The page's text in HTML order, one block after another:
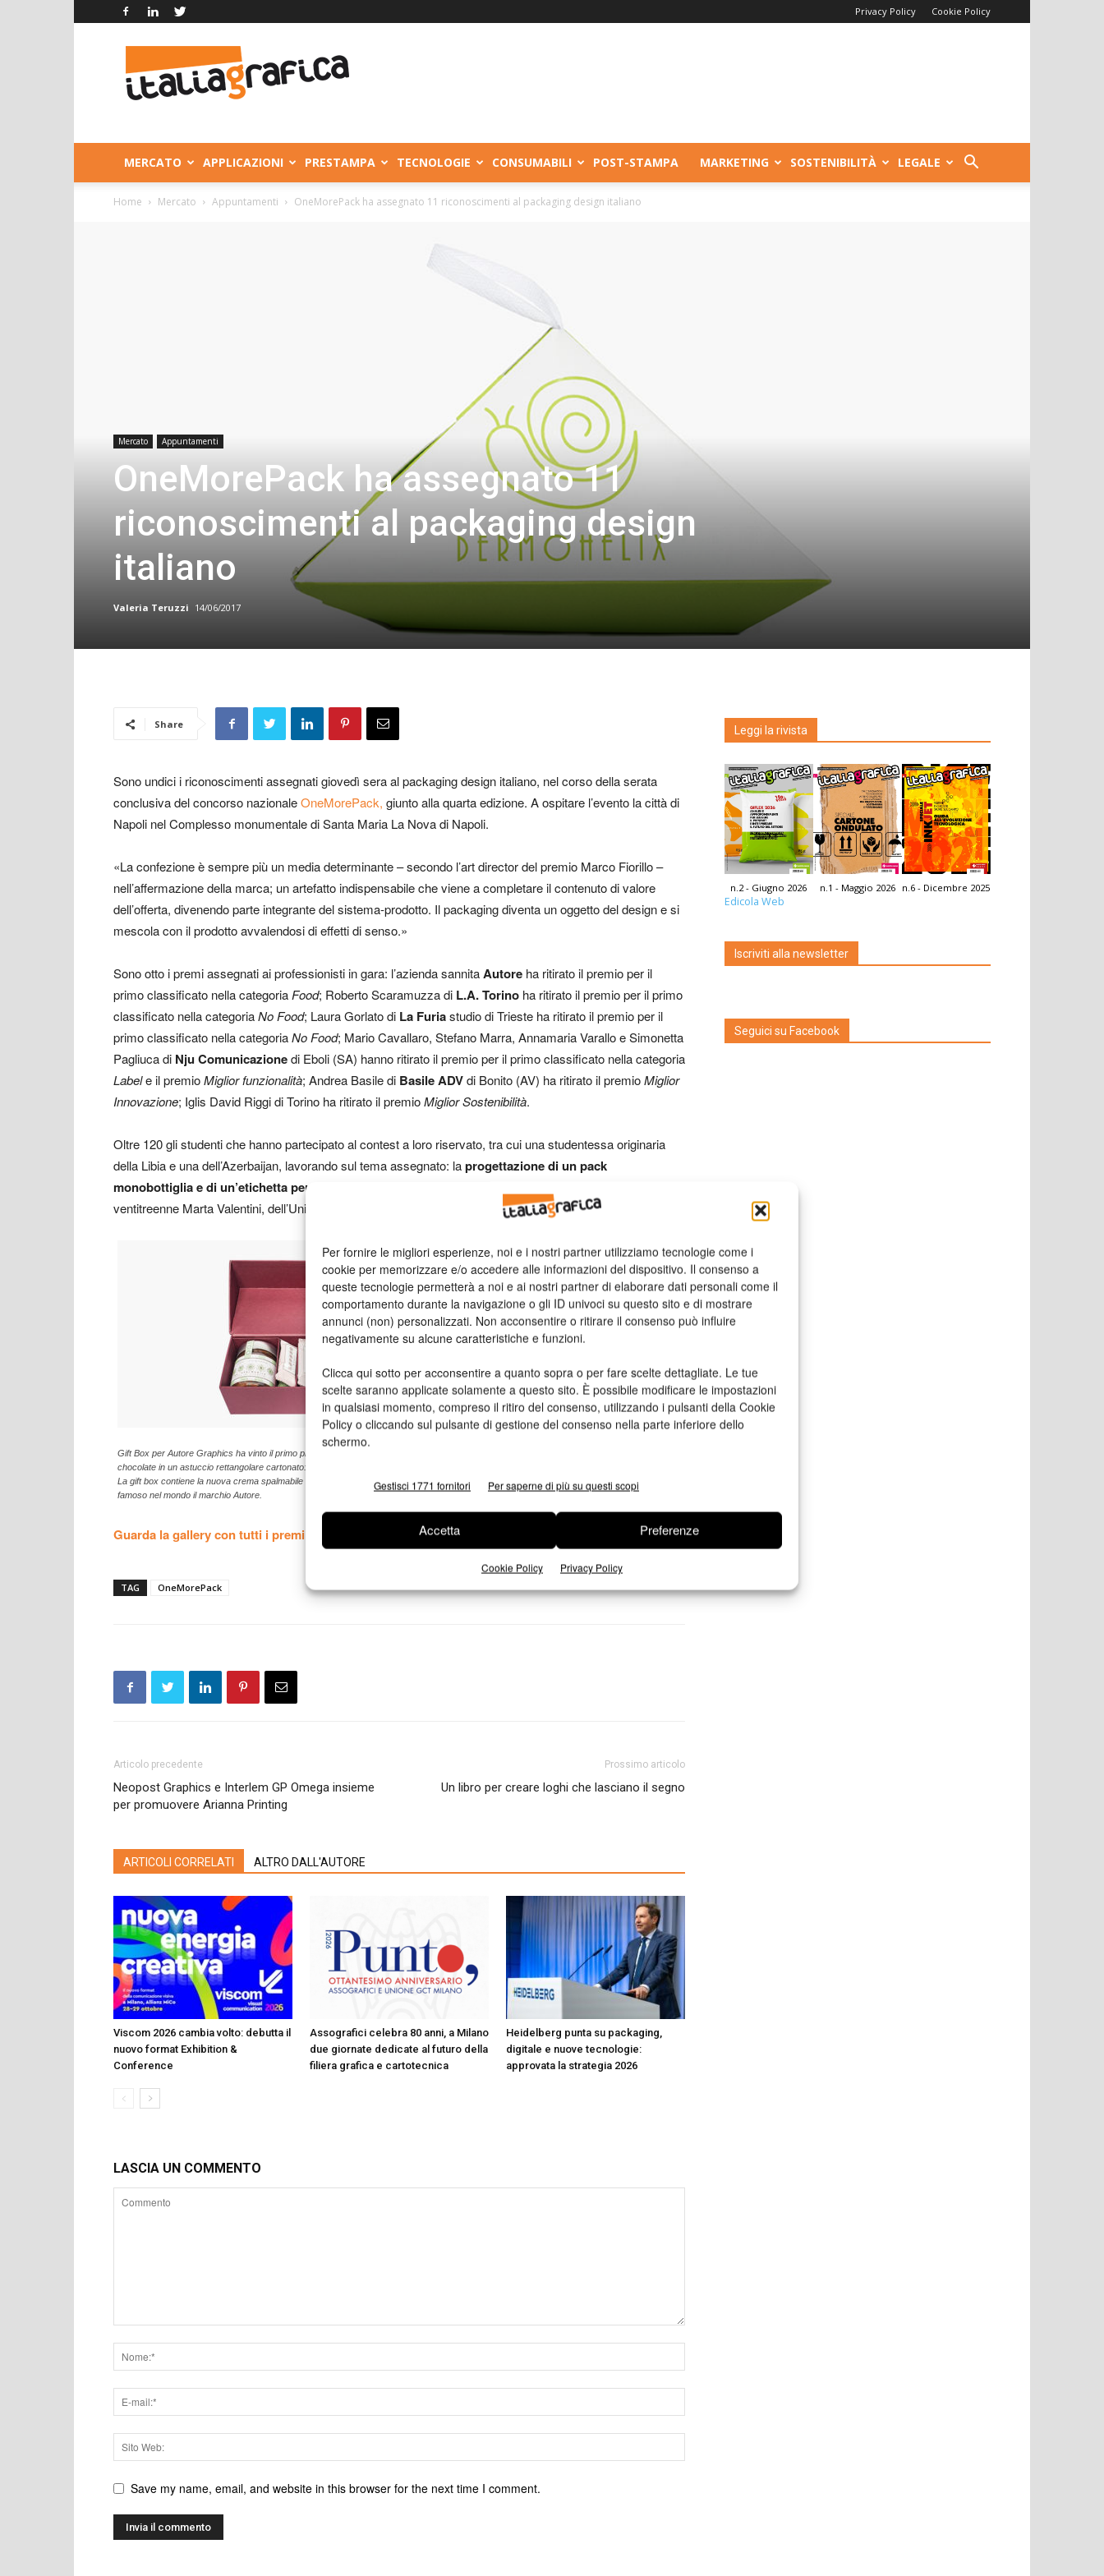
Per fornire le migliori esperienze, noi e i nostri partner utilizziamo tecnologie come i
cookie per memorizzare e/o accedere alle informazioni del dispositivo. Il consenso a
queste tecnologie permetterà a noi e ai nostri partner di elaborare dati personali come il
comportamento durante la navigazione o gli ID univoci su questo sito e di mostrare
annunci (non) personalizzati. Non acconsentire o ritirare il consenso può influire
negativamente su alcune caratteristiche e funzioni.
Clicca qui sotto per acconsentire a quanto sopra o per fare scelte dettagliate. Le tue
scelte saranno applicate solamente a questo sito. È possibile modificare le impostazioni
in qualsiasi momento, compreso il ritiro del consenso, utilizzando i pulsanti della Cookie
Policy o cliccando sul pulsante di gestione del consenso nella parte inferiore dello
schermo.
Gestisci 1771 fornitori Per saperne di più su questi scopi
Accetta Preferenze
Cookie Policy Privacy Policy
Privacy Policy Cookie Policy
Grafica
MERCATO APPLICAZIONI PRESTAMPA TECNOLOGIE CONSUMABILI POST-STAMPA MARKETING SOSTENIBILITÀ LEGALE
Home Mercato Appuntamenti OneMorePack ha assegnato 11 riconoscimenti al packaging design italiano
Mercato Appuntamenti
OneMorePack ha assegnato 11
riconoscimenti al packaging design
italiano
Valeria Teruzzi 14/06/2017
Share
Sono undici i riconoscimenti assegnati giovedì sera al packaging design italiano, nel corso della serata
conclusiva del concorso nazionaleOneMorePack, giunto alla quarta edizione. A ospitare l’evento la città di
Napoli nel Complesso monumentale di Santa Maria La Nova di Napoli.
«La confezione è sempre più un media determinante – secondo l’art director del premio Marco Fiorillo –
nell’affermazione della marca; un artefatto indispensabile che viene a completare il contenuto di valore
dell’offerta, divenendo parte integrante del sistema-prodotto. Il packaging diventa un oggetto del design e si
mescola con il prodotto avvalendosi di effetti di senso.»
Sono otto i premi assegnati ai professionisti in gara: l’azienda sannitaAutore ha ritirato il premio per il
primo classificato nella categoria Food; Roberto Scaramuzza di L.A. Torino ha ritirato il premio per il primo
classificato nella categoriaNo Food; Laura Gorlato di La Furiastudio di Trieste ha ritirato il premio per il
primo classificato nella categoriaNo Food; Mario Cavallaro, Stefano Marra, Annamaria Varallo e Simonetta
Pagliuca di Nju Comunicazionedi Eboli (SA) hanno ritirato il premio per il primo classificato nella categoria
Labele il premioMiglior funzionalità; Andrea Basile di Basile ADVdi Bonito (AV) ha ritirato il premioMiglior
Innovazione; Iglis David Riggi di Torino ha ritirato il premioMiglior Sostenibilità.
Oltre 120 gli studenti che hanno partecipato al contest a loro riservato, tra cui una studentessa originaria
della Libia e una dell’Azerbaijan, lavorando sul tema assegnato: laprogettazione di un pack
monobottiglia e di un’etichetta per il comparto vitivinicolo
ventitreenne Marta Valentini, dell’Università della Repubblica di San Marino.
Gift Box per Autore Graphics ha vinto il primo premio nella categoria food con la tradizione dell’handmade
chocolate in un astuccio rettangolare cartonato: 940 grammi di dolcezza, una armonia deliziosa di gusti.
La gift box contiene la nuova crema spalmabile e le barrette ricoperte di cioccolato che hanno reso
famoso nel mondo il marchio Autore.
Guarda la gallery con tutti i premi e i finalisti!
TAG OneMorePack
Articolo precedente
Neopost Graphics e Interlem GP Omega insieme
per promuovere Arianna Printing
Prossimo articolo
Un libro per creare loghi che lasciano il segno
ARTICOLI CORRELATI ALTRO DALL'AUTORE
Viscom 2026 cambia volto: debutta il
nuovo format Exhibition &
Conference
Assografici celebra 80 anni, a Milano
due giornate dedicate al futuro della
filiera grafica e cartotecnica
Heidelberg punta su packaging,
digitale e nuove tecnologie:
approvata la strategia 2026
LASCIA UN COMMENTO
Save my name, email, and website in this browser for the next time I comment.
Leggi la rivista
n.2 - Giugno 2026 n.1 - Maggio 2026 n.6 - Dicembre 2025
Edicola Web
Iscriviti alla newsletter
Seguici su Facebook